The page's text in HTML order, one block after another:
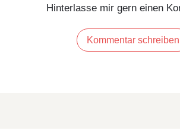
Hinterlasse mir gern einen
Kommentar schreiben